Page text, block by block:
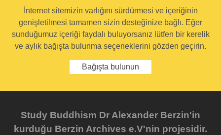
İnternet sitemizin varlığını sürdürmesi ve içeriğinin
genişletilmesi tamamen sizin desteğinize bağlı. Eğer
sunduğumuz içeriği faydalı buluyorsanız lütfen bir kerelik
ve aylık bağışta bulunma seçeneklerini gözden geçirin.
Bağışta bulunun
Study Buddhism Dr Alexander Berzin'in
kurduğu Berzin Archives e.V'nin projesidir.